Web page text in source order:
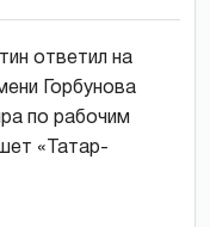
ответил на
Горбунова
по рабочим
«Татар-